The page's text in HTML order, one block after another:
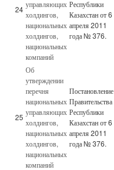
24
управляющих
холдингов,
национальных
холдингов,
национальных
компаний
Республики
Казахстан от 6
апреля 2011
года № 376.
25
Об
утверждении
перечня
национальных
управляющих
холдингов,
национальных
холдингов,
национальных
компаний
Постановление
Правительства
Республики
Казахстан от 6
апреля 2011
года № 376.